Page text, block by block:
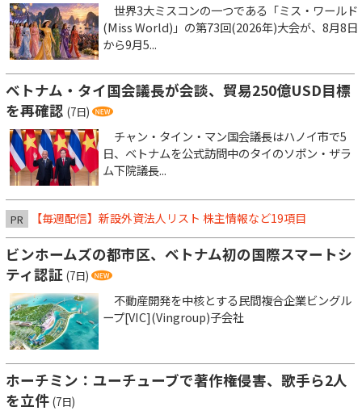
世界3大ミスコンの一つである「ミス・ワールド
(Miss World)」の第73回(2026年)大会が、8月8日
から9月5...
ベトナム・タイ国会議長が会談、貿易250億USD目標
を再確認 (7日)
チャン・タイン・マン国会議長はハノイ市で5
日、ベトナムを公式訪問中のタイのソポン・ザラ
ム下院議長...
PR 【毎週配信】新設外資法人リスト 株主情報など19項目
ビンホームズの都市区、ベトナム初の国際スマートシ
ティ認証 (7日)
不動産開発を中核とする民間複合企業ビングル
ープ[VIC](Vingroup)子会社
ホーチミン：ユーチューブで著作権侵害、歌手ら2人
を立件 (7日)